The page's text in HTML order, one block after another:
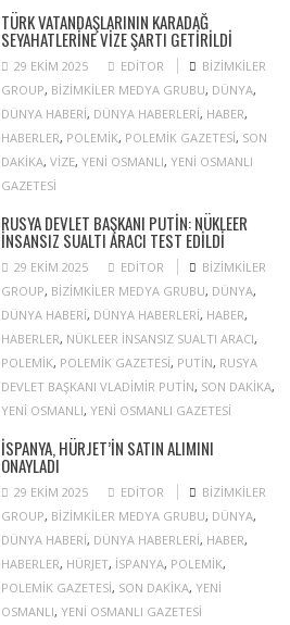
TÜRK VATANDAŞLARININ KARADAĞ
SEYAHATLERINE VIZE ŞARTI GETIRILDI
29 EKIM 2025 EDITOR
BIZIMKILER
GROUP, BIZIMKILER MEDYA GRUBU, DÜNYA,
DÜNYA HABERI, DÜNYA HABERLERI, HABER,
HABERLER, POLEMIK, POLEMIK GAZETESI, SON
DAKIKA, VIZE, YENI OSMANLI, YENI OSMANLI
GAZETESI
RUSYA DEVLET BAŞKANI PUTIN: NÜKLEER
INSANSIZ SUALTI ARACI TEST EDILDI
29 EKIM 2025 EDITOR
BIZIMKILER
GROUP, BIZIMKILER MEDYA GRUBU, DÜNYA,
DÜNYA HABERI, DÜNYA HABERLERI, HABER,
HABERLER, NÜKLEER INSANSIZ SUALTI ARACI,
POLEMIK, POLEMIK GAZETESI, PUTIN, RUSYA
DEVLET BAŞKANI VLADIMIR PUTIN, SON DAKIKA,
YENI OSMANLI, YENI OSMANLI GAZETESI
İSPANYA, HÜRJET’IN SATIN ALIMINI
ONAYLADI
29 EKIM 2025 EDITOR
BIZIMKILER
GROUP, BIZIMKILER MEDYA GRUBU, DÜNYA,
DÜNYA HABERI, DÜNYA HABERLERI, HABER,
HABERLER, HÜRJET, ISPANYA, POLEMIK,
POLEMIK GAZETESI, SON DAKIKA, YENI
OSMANLI, YENI OSMANLI GAZETESI